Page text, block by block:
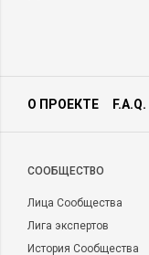
О ПРОЕКТЕ F.A.Q.
CООБЩЕСТВО
Лица Сообщества
Лига экспертов
История Сообщества